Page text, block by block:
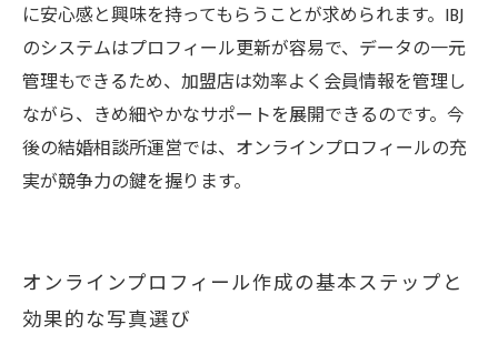
に安心感と興味を持ってもらうことが求められます。IBJ
のシステムはプロフィール更新が容易で、データの一元
管理もできるため、加盟店は効率よく会員情報を管理し
ながら、きめ細やかなサポートを展開できるのです。今
後の結婚相談所運営では、オンラインプロフィールの充
実が競争力の鍵を握ります。
オンラインプロフィール作成の基本ステップと
効果的な写真選び